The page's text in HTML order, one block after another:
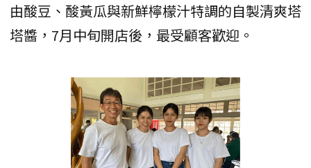
由酸豆、酸黃瓜與新鮮檸檬汁特調的自製清爽塔
塔醬，7月中旬開店後，最受顧客歡迎。